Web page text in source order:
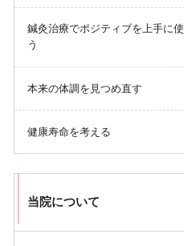
鍼灸治療でポジティブを上手に使
う
本来の体調を見つめ直す
健康寿命を考える
当院について